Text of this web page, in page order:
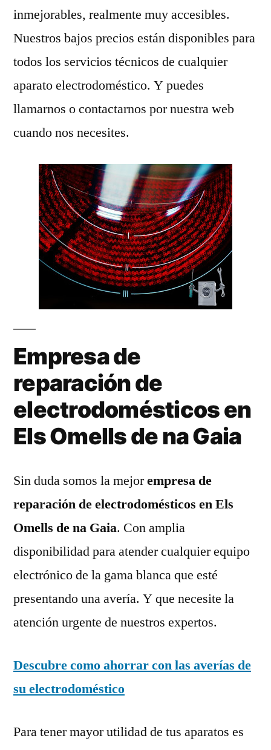
inmejorables, realmente muy accesibles.
Nuestros bajos precios están disponibles para
todos los servicios técnicos de cualquier
aparato electrodoméstico. Y puedes
llamarnos o contactarnos por nuestra web
cuando nos necesites.
Empresa de
reparación de
electrodomésticos en
Els Omells de na Gaia
Sin duda somos la mejorempresa de
reparación de electrodomésticos en Els
Omells de na Gaia. Con amplia
disponibilidad para atender cualquier equipo
electrónico de la gama blanca que esté
presentando una avería. Y que necesite la
atención urgente de nuestros expertos.
Descubre como ahorrar con las averías de
su electrodoméstico
Para tener mayor utilidad de tus aparatos es